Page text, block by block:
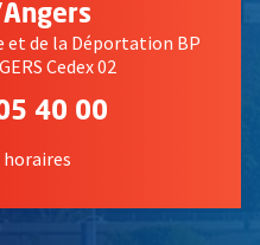
et de la Déportation BP
Cedex 02
40 00
horaires